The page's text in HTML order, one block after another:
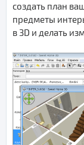
создать план
предметы
в 3D и делать